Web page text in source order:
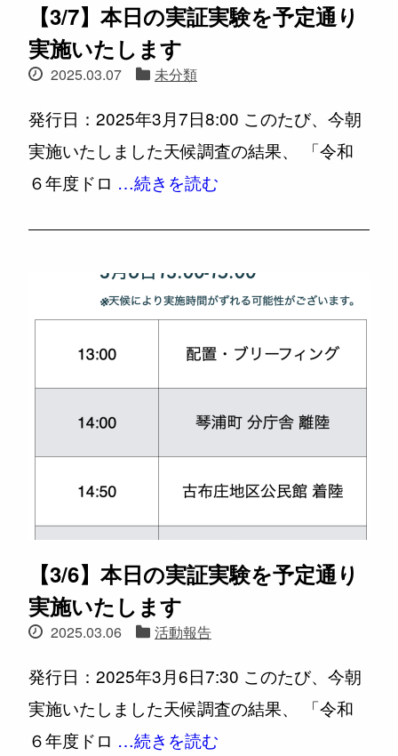
【3/7】本日の実証実験を予定通り
実施いたします
2025.03.07 未分類
発行日：2025年3月7日8:00 このたび、今朝
実施いたしました天候調査の結果、 「令和
６年度ドロ …続きを読む
【3/6】本日の実証実験を予定通り
実施いたします
2025.03.06 活動報告
発行日：2025年3月6日7:30 このたび、今朝
実施いたしました天候調査の結果、 「令和
６年度ドロ …続きを読む